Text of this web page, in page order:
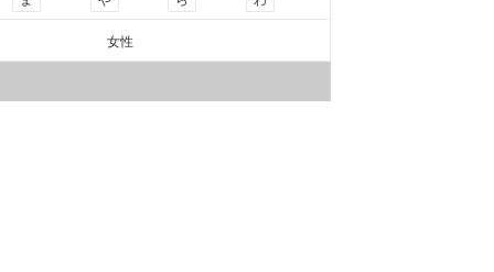
女性